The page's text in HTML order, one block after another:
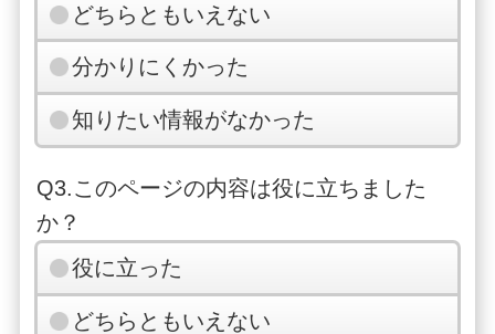
どちらともいえない
分かりにくかった
知りたい情報がなかった
Q3.このページの内容は役に立ちました
か？
役に立った
どちらともいえない